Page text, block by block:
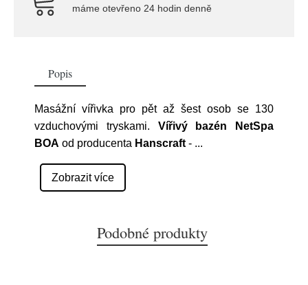
máme otevřeno 24 hodin denně
Popis
Masážní vířivka pro pět až šest osob se 130
vzduchovými tryskami. Vířivý bazén NetSpa
BOA od producenta Hanscraft - ...
Zobrazit více
Podobné produkty